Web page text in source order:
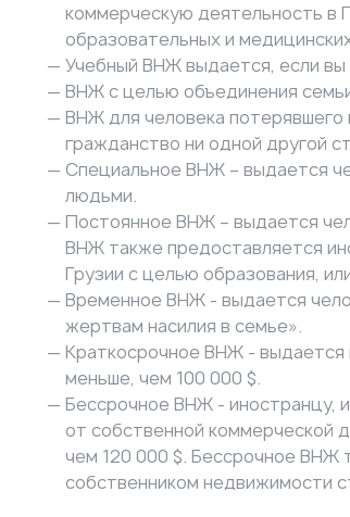
коммерческую деятельность в
образовательных и
Учебный ВНЖ выдается, если вы
ВНЖ с целью объединения
ВНЖ для человека потерявшего
гражданство ни одной другой
Специальное ВНЖ – выдается
людьми.
Постоянное ВНЖ – выдается
ВНЖ также предоставляется
Грузии с целью образования,
Временное ВНЖ - выдается
жертвам насилия в семье».
Краткосрочное ВНЖ - выдается
меньше, чем 100 000 $.
Бессрочное ВНЖ - иностранцу,
от собственной коммерческой
чем 120 000 $. Бессрочное ВНЖ
собственником недвижимости